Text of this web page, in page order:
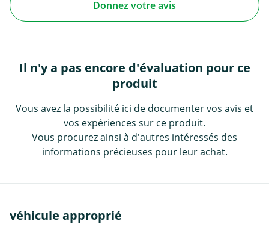
Donnez votre avis
Il n'y a pas encore d'évaluation pour ce
produit
Vous avez la possibilité ici de documenter vos avis et
vos expériences sur ce produit.
Vous procurez ainsi à d'autres intéressés des
informations précieuses pour leur achat.
véhicule approprié